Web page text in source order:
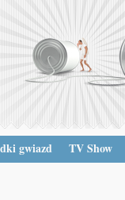
gwiazd TV Show